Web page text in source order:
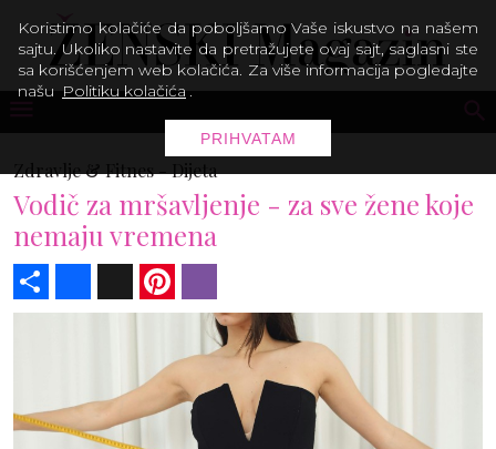
Zdravlje & Fitnes -Dijeta
Vodič za mršavljenje - za sve žene koje
nemaju vremena
Facebook
Koristimo kolačiće da poboljšamo Vaše iskustvo na našem
sajtu. Ukoliko nastavite da pretražujete ovaj sajt, saglasni ste
sa korišćenjem web kolačića. Za više informacija pogledajte
našu Politiku kolačića .
PRIHVATAM